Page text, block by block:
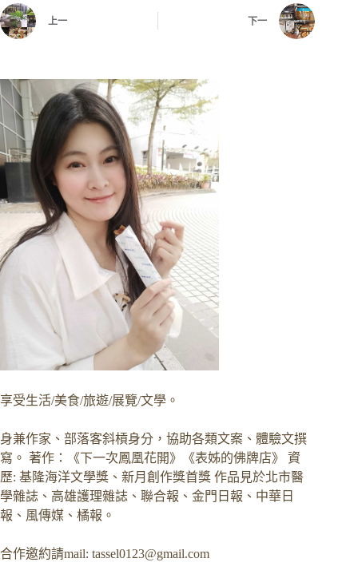
上一 下一
享受生活/美食/旅遊/展覽/文學。
身兼作家、部落客斜槓身分，協助各類文案、體驗文撰
寫。 著作：《下一次鳳凰花開》《表姊的佛牌店》 資
歷: 基隆海洋文學獎、新月創作獎首獎 作品見於北市醫
學雜誌、高雄護理雜誌、聯合報、金門日報、中華日
報、風傳媒、橘報。
合作邀約請mail: tassel0123@gmail.com